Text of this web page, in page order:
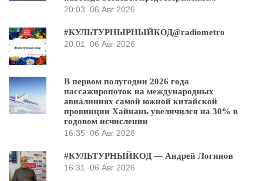
20:03 06 Авг 2026
#КУЛЬТУРНЫРНЫЙКОД@radiometro
20:01 06 Авг 2026
В первом полугодии 2026 года
пассажиропоток на международных
авиалиниях самой южной китайской
провинции Хайнань увеличился на 30% в
годовом исчислении
16:35 06 Авг 2026
#КУЛЬТУРНЫЙКОД — Андрей Логинов
16:31 06 Авг 2026